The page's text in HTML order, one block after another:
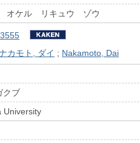
ケル リキュウ ゾウ
カモト, ダイ ; Nakamoto, Dai
クブ
University